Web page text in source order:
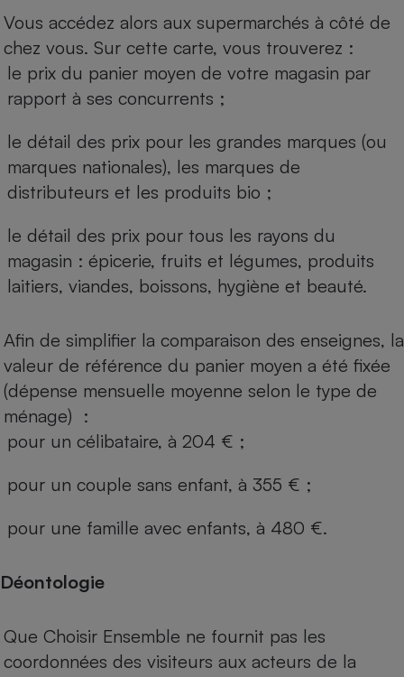
Vous accédez alors aux supermarchés à côté de
chez vous. Sur cette carte, vous trouverez :
le prix du panier moyen de votre magasin par
rapport à ses concurrents ;
le détail des prix pour les grandes marques (ou
marques nationales), les marques de
distributeurs et les produits bio ;
le détail des prix pour tous les rayons du
magasin : épicerie, fruits et légumes, produits
laitiers, viandes, boissons, hygiène et beauté.
Afin de simplifier la comparaison des enseignes, la
valeur de référence du panier moyen a été fixée
(dépense mensuelle moyenne selon le type de
ménage) :
pour un célibataire, à 204 € ;
pour un couple sans enfant, à 355 € ;
pour une famille avec enfants, à 480 €.
Déontologie
Que Choisir Ensemble ne fournit pas les
coordonnées des visiteurs aux acteurs de la